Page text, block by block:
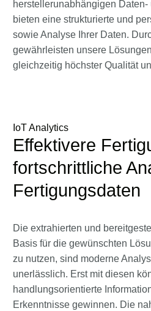
herstellerunabhängigen
bieten eine strukturierte und
sowie Analyse Ihrer Daten.
gewährleisten unsere
gleichzeitig höchster Qualität
IoT Analytics
Effektivere
fortschrittliche
Fertigungsdaten
Die extrahierten und
Basis für die gewünschten
zu nutzen, sind moderne
unerlässlich. Erst mit diesen
handlungsorientierte
Erkenntnisse gewinnen. Die